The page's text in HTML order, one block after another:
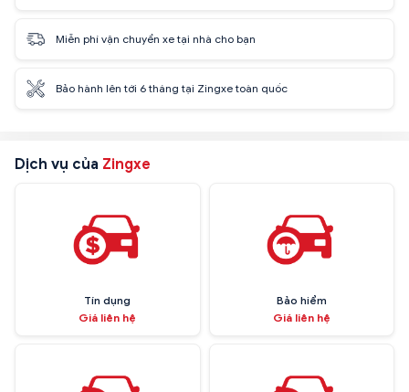
Miễn phí vận chuyển xe tại nhà cho bạn
Bảo hành lên tới 6 tháng tại Zingxe toàn quốc
Dịch vụ của Zingxe
Tín dụng
Giá liên hệ
Bảo hiểm
Giá liên hệ